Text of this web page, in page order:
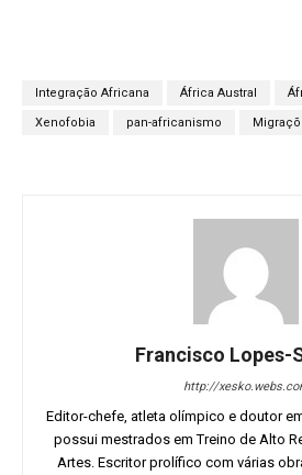
África Austral
Integração Africana
pan-africanismo
Xenofobia
Francisco Lopes-
http://
Editor-chefe, atleta olímpico e doutor
possui mestrados em Treino de Alto
Artes. Escritor prolífico com várias